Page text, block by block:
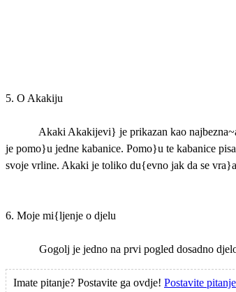
5. O Akakiju
Akaki Akakijevi} je prikazan kao
je pomo}u jedne kabanice. Pomo}u te kabanice
svoje vrline. Akaki je toliko du{evno jak da se
6. Moje mi{ljenje o djelu
Gogolj je jedno na prvi pogled dosadno
Imate pitanje? Postavite ga ovdje! Postavite pitanje